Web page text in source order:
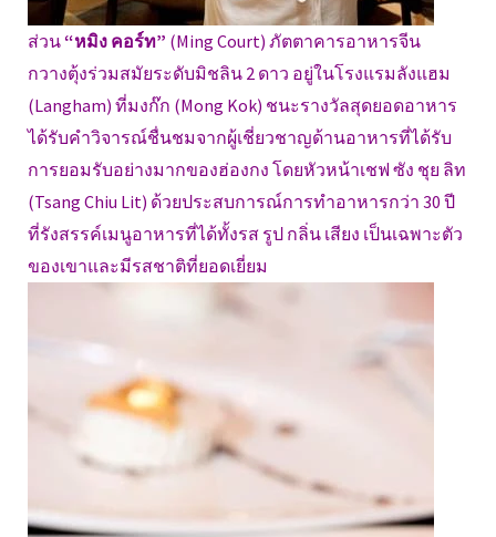
ส่วน“หมิง คอร์ท” (Ming Court) ภัตตาคารอาหารจีน
กวางตุ้งร่วมสมัยระดับมิชลิน 2 ดาว อยู่ในโรงแรมลังแฮม
(Langham) ที่มงก๊ก (Mong Kok) ชนะรางวัลสุดยอดอาหาร
ได้รับคำวิจารณ์ชื่นชมจากผู้เชี่ยวชาญด้านอาหารที่ได้รับ
การยอมรับอย่างมากของฮ่องกง โดยหัวหน้าเชฟ ซัง ชุย ลิท
(Tsang Chiu Lit) ด้วยประสบการณ์การทำอาหารกว่า 30 ปี
ที่รังสรรค์เมนูอาหารที่ได้ทั้งรส รูป กลิ่น เสียง เป็นเฉพาะตัว
ของเขาและมีรสชาติที่ยอดเยี่ยม